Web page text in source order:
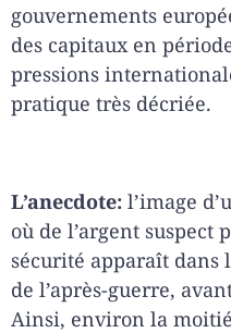
gouvernements
des capitaux en
pressions
pratique très décriée.
L’anecdote: l’image
où de l’argent suspect
sécurité apparaît dans
de l’après-guerre,
Ainsi, environ la